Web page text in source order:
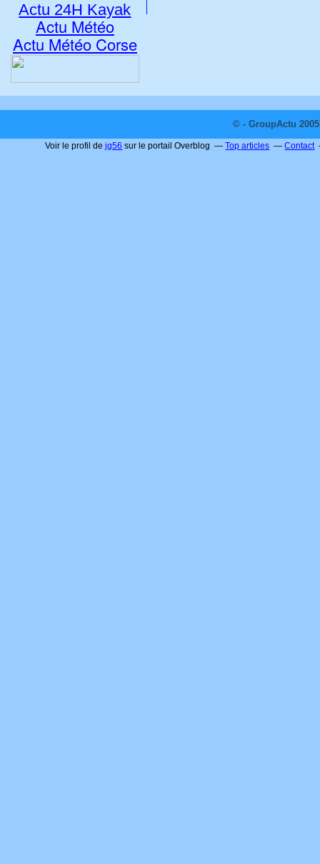
Actu 24H Kayak
Actu Météo
Actu Météo Corse
© - GroupActu
Voir le profil dejg56 sur le portail Overblog Top articles Contact